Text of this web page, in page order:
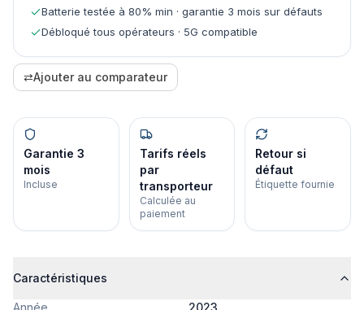
Batterie testée à 80% min · garantie 3 mois sur défauts
Débloqué tous opérateurs · 5G compatible
⇄Ajouter au comparateur
Garantie 3
mois
Incluse
Tarifs réels
par
transporteur
Calculée au
paiement
Retour si
défaut
Étiquette fournie
Caractéristiques
Année 2023